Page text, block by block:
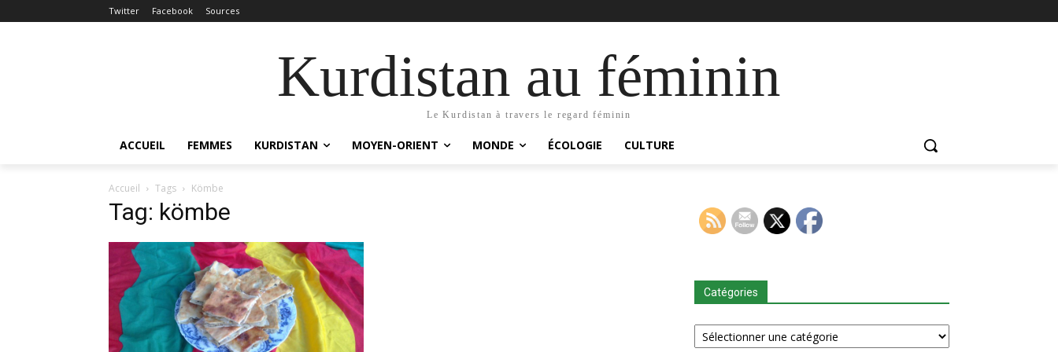
Twitter Facebook Sources
Kurdistan au féminin
Le Kurdistan à travers le regard féminin
ACCUEIL FEMMES KURDISTAN MOYEN-ORIENT MONDE ÉCOLOGIE CULTURE
Accueil Tags Kömbe
Tag: kömbe
Catégories
Catégories